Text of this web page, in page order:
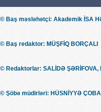
© Baş məsləhətçi: Akademik İSA
© Baş redaktor: MÜŞFİQ BORÇALI
© Redaktorlar: SALİDƏ ŞƏRİFOVA,
© Şöbə müdirləri: HÜSNİYYƏ